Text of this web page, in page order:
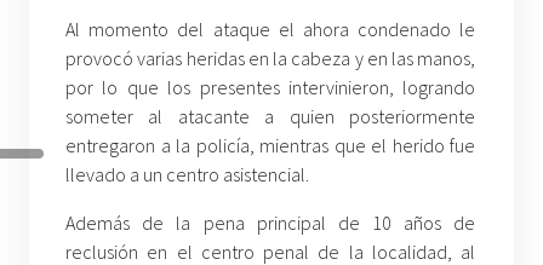
Al momento del ataque el ahora condenado le
provocó varias heridas en la cabeza y en las manos,
por lo que los presentes intervinieron, logrando
someter al atacante a quien posteriormente
entregaron a la policía, mientras que el herido fue
llevado a un centro asistencial.
Además de la pena principal de 10 años de
reclusión en el centro penal de la localidad, al